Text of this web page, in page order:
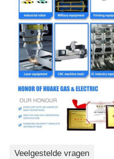
Veelgestelde vragen